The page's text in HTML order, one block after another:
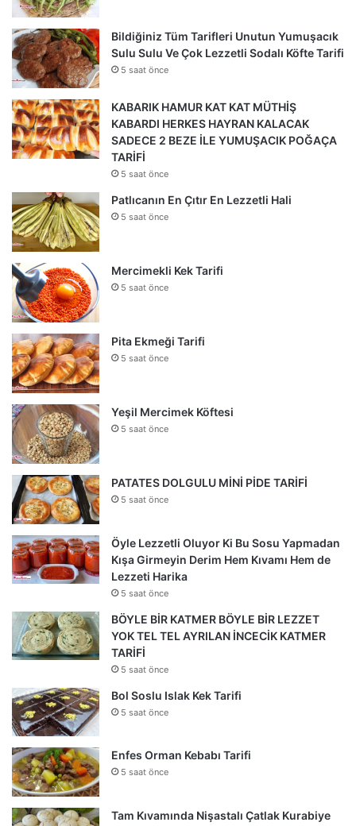
Bildiğiniz Tüm Tarifleri Unutun Yumuşacık
Sulu Sulu Ve Çok Lezzetli Sodalı Köfte Tarifi
5 saat önce
KABARIK HAMUR KAT KAT MÜTHİŞ
KABARDI HERKES HAYRAN KALACAK
SADECE 2 BEZE İLE YUMUŞACIK POĞAÇA
TARİFİ
5 saat önce
Patlıcanın En Çıtır En Lezzetli Hali
5 saat önce
Mercimekli Kek Tarifi
5 saat önce
Pita Ekmeği Tarifi
5 saat önce
Yeşil Mercimek Köftesi
5 saat önce
PATATES DOLGULU MİNİ PİDE TARİFİ
5 saat önce
Öyle Lezzetli Oluyor Ki Bu Sosu Yapmadan
Kışa Girmeyin Derim Hem Kıvamı Hem de
Lezzeti Harika
5 saat önce
BÖYLE BİR KATMER BÖYLE BİR LEZZET
YOK TEL TEL AYRILAN İNCECİK KATMER
TARİFİ
5 saat önce
Bol Soslu Islak Kek Tarifi
5 saat önce
Enfes Orman Kebabı Tarifi
5 saat önce
Tam Kıvamında Nişastalı Çatlak Kurabiye